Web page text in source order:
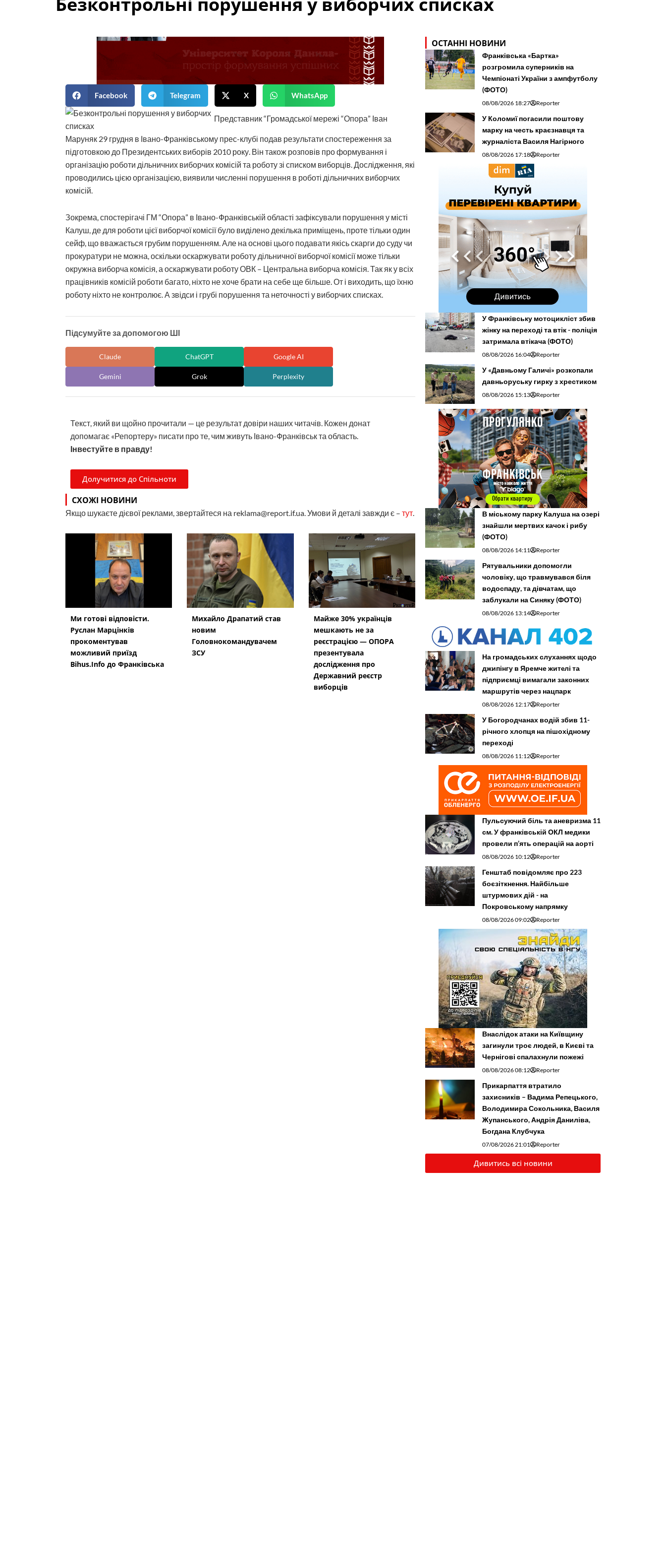
Facebook Telegram X WhatsApp
Представник “Громадської мережі “Опора” Іван
Маруняк 29 грудня в Івано-Франківському прес-клубі подав результати спостереження за
підготовкою до Президентських виборів 2010 року. Він також розповів про формування і
організацію роботи дільничних виборчих комісій та роботу зі списком виборців. Дослідження, які
проводились цією організацією, виявили численні порушення в роботі дільничних виборчих
комісій.
Зокрема, спостерігачі ГМ “Опора” в Івано-Франківській області зафіксували порушення у місті
Калуш, де для роботи цієї виборчої комісії було виділено декілька приміщень, проте тільки один
сейф, що вважається грубим порушенням. Але на основі цього подавати якісь скарги до суду чи
прокуратури не можна, оскільки оскаржувати роботу дільничної виборчої комісії може тільки
окружна виборча комісія, а оскаржувати роботу ОВК – Центральна виборча комісія. Так як у всіх
працівників комісій роботи багато, ніхто не хоче брати на себе ще більше. От і виходить, що їхню
роботу ніхто не контролює. А звідси і грубі порушення та неточності у виборчих списках.
Підсумуйте за допомогою ШІ
Claude ChatGPT Google AI
Gemini Grok Perplexity
Текст, який ви щойно прочитали — це результат довіри наших читачів. Кожен донат
допомагає «Репортеру» писати про те, чим живуть Івано-Франківськ та область.
Інвестуйте в правду!
Долучитися до Спільноти
СХОЖІ НОВИНИ
Якщо шукаєте дієвої реклами, звертайтеся на reklama@report.if.ua. Умови й деталі завжди є – тут
Ми готові відповісти.
Руслан Марцінків
прокоментував
можливий приїзд
Bihus.Info до Франківська
Михайло Драпатий став
новим
Головнокомандувачем
ЗСУ
Майже 30% українців
мешкають не за
реєстрацією — ОПОРА
презентувала
дослідження про
Державний реєстр
виборців
ОСТАННІ НОВИНИ
Франківська «Бартка»
розгромила суперників на
Чемпіонаті України з ампфутболу
(ФОТО)
08/08/2026 18:27 Reporter
У Коломиї погасили поштову
марку на честь краєзнавця та
журналіста Василя Нагірного
08/08/2026 17:18 Reporter
У Франківську мотоцикліст збив
жінку на переході та втік - поліція
затримала втікача (ФОТО)
08/08/2026 16:04 Reporter
У «Давньому Галичі» розкопали
давньоруську гирку з хрестиком
08/08/2026 15:13 Reporter
В міському парку Калуша на озері
знайшли мертвих качок і рибу
(ФОТО)
08/08/2026 14:11 Reporter
Рятувальники допомогли
чоловіку, що травмувався біля
водоспаду, та дівчатам, що
заблукали на Синяку (ФОТО)
08/08/2026 13:14 Reporter
На громадських слуханнях щодо
джипінгу в Яремче житeлі та
підприємці вимагали законних
маршрутів через нацпарк
08/08/2026 12:17 Reporter
У Богородчанах водій збив 11-
річного хлопця на пішохідному
переході
08/08/2026 11:12 Reporter
Пульсуючий біль та аневризма 11
см. У франківській ОКЛ медики
провели п’ять операцій на аорті
08/08/2026 10:12 Reporter
Генштаб повідомляє про 223
боєзіткнення. Найбільше
штурмових дій - на
Покровському напрямку
08/08/2026 09:02 Reporter
Внаслідок атаки на Київщину
загинули троє людей, в Києві та
Чернігові спалахнули пожежі
08/08/2026 08:12 Reporter
Прикарпаття втратило
захисників – Вадима Репецького,
Володимира Сокольника, Василя
Жупанського, Андрія Даниліва,
Богдана Клубчука
07/08/2026 21:01 Reporter
Дивитись всі новини